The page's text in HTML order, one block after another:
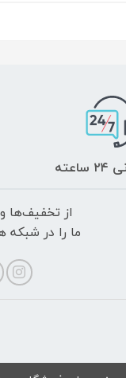
از تخفیف‌ها
ما را در شبکه